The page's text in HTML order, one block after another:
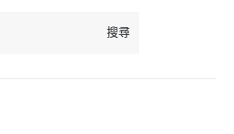
搜尋